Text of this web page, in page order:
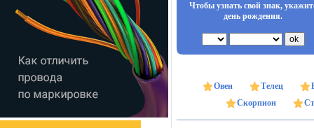
Чтобы узнать свой знак,
день рождения.
Овен Телец
Скорпион